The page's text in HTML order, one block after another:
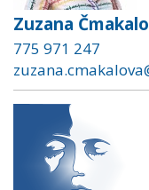
Zuzana
775 971 247